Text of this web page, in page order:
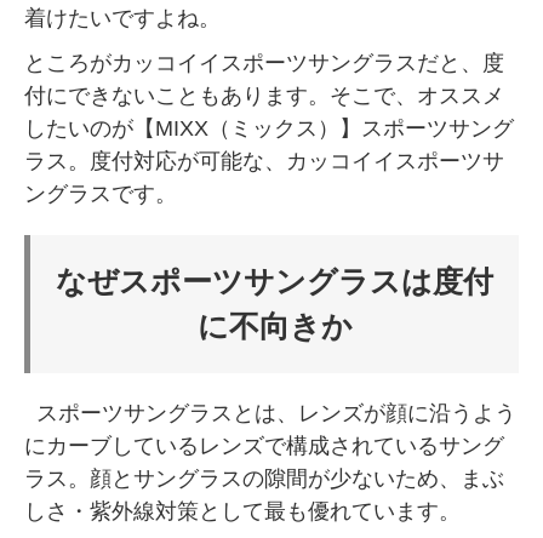
着けたいですよね。
ところがカッコイイスポーツサングラスだと、度
付にできないこともあります。そこで、オススメ
したいのが【MIXX（ミックス）】スポーツサング
ラス。度付対応が可能な、カッコイイスポーツサ
ングラスです。
なぜスポーツサングラスは度付
に不向きか
スポーツサングラスとは、レンズが顔に沿うよう
にカーブしているレンズで構成されているサング
ラス。顔とサングラスの隙間が少ないため、まぶ
しさ・紫外線対策として最も優れています。